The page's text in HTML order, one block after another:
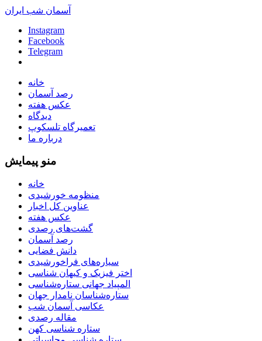
آسمان شب ایران
Instagram
Facebook
Telegram
خانه
رصد آسمان
عکس هفته
دیدگاه
تعمیرگاه تلسکوپ
درباره ما
منو پیمایش
خانه
منظومه خورشیدی
عناوین کل اخبار
عکس هفته
گشت‌های رصدی
رصد آسمان
دانش فضایی
سیاره‌های فراخورشیدی
اختر فیزیک و کیهان شناسی
المپیاد جهانی ستاره‌شناسی
ستاره‌شناسان نامدار جهان
عکاسی آسمان شب
مقاله رصدی
ستاره شناسی کهن